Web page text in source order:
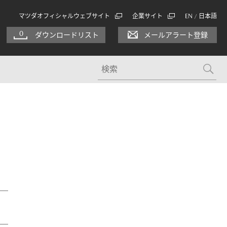
マツダオフィシャルウェブサイト 企業サイト EN / 日本語
0 ダウンロードリスト メールアラート登録